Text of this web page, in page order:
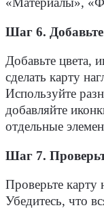
«Материалы»,
Шаг 6.
Добавьте цвета,
сделать карту
Используйте
добавляйте
отдельные
Шаг 7.
Проверьте карту
Убедитесь, что